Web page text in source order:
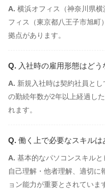
横浜オフィス（神奈川県
フィス（東京都八王子市旭町
拠点があります。
入社時の雇用形態はどう
新規入社時は契約社員と
の勤続年数が2年以上経過し
れます。
働く上で必要なスキルは
基本的なパソコンスキルと
自己理解・他者理解、適切に
ョン能力が重要とされていま